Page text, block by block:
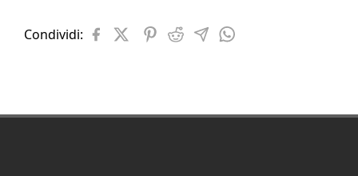
Condividi: